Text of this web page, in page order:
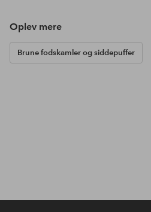
Oplev mere
Brune fodskamler og siddepuffer